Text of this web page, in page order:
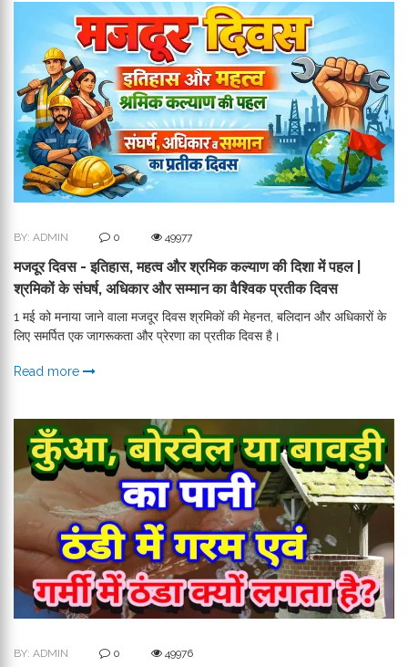
BY: ADMIN 0 49977
मजदूर दिवस - इतिहास, महत्व और श्रमिक कल्याण की दिशा में पहल |
श्रमिकों के संघर्ष, अधिकार और सम्मान का वैश्विक प्रतीक दिवस
1 मई को मनाया जाने वाला मजदूर दिवस श्रमिकों की मेहनत, बलिदान और अधिकारों के
लिए समर्पित एक जागरूकता और प्रेरणा का प्रतीक दिवस है।
Read more
BY: ADMIN 0 49976